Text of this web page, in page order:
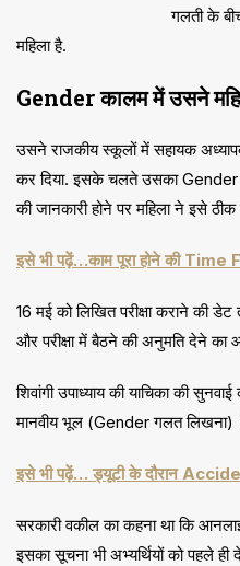
गलती के
महिला है.
Gender कालम में उसने
उसने राजकीय स्कूलों में सहायक
कर दिया. इसके चलते उसका
की जानकारी होने पर महिला ने इसे
इसे भी पढ़ें…काम पूरा होने की Time
16 मई को लिखित परीक्षा कराने की
और परीक्षा में बैठने की अनुमति देने का
शिवांगी उपाध्याय की याचिका की
मानवीय भूल (Gender गलत लिखना)
इसे भी पढ़ें… ड्यूटी के दौरान
सरकारी वकील का कहना था कि
इसका सूचना भी अभ्यर्थियों को पहले